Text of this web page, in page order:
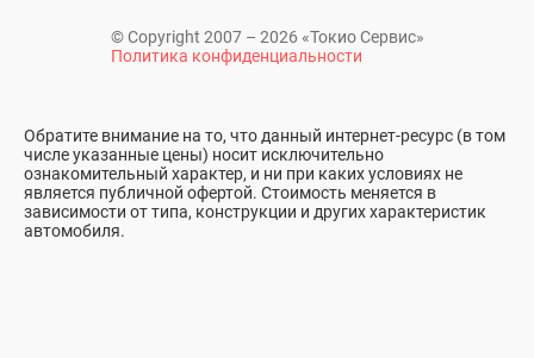
© Copyright 2007 – 2026 «Токио Сервис»
Политика конфиденциальности
Обратите внимание на то, что данный интернет-ресурс (в том
числе указанные цены) носит исключительно
ознакомительный характер, и ни при каких условиях не
является публичной офертой. Стоимость меняется в
зависимости от типа, конструкции и других характеристик
автомобиля.